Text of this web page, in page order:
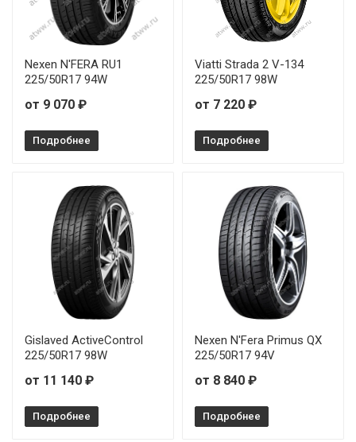
Nexen N'FERA RU1
225/50R17 94W
от 9 070 ₽
Подробнее
Viatti Strada 2 V-134
225/50R17 98W
от 7 220 ₽
Подробнее
Gislaved ActiveControl
225/50R17 98W
от 11 140 ₽
Подробнее
Nexen N'Fera Primus QX
225/50R17 94V
от 8 840 ₽
Подробнее